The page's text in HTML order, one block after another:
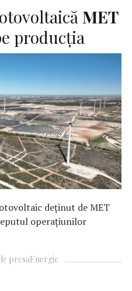
MET
producția
deținut de MET
operațiunilor
presaEnergie